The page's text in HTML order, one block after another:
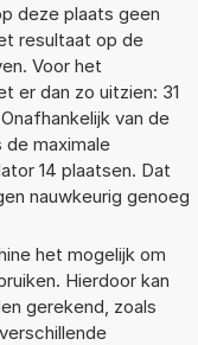
deze plaats geen
resultaat op de
Voor het
er dan zo uitzien: 31
van de
maximale
14 plaatsen. Dat
nauwkeurig genoeg
het mogelijk om
Hierdoor kan
gerekend, zoals